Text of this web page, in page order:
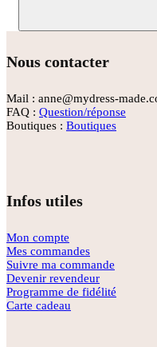
Nous contacter
Mail : anne@mydress-
FAQ : Question/réponse
Boutiques : Boutiques
Infos utiles
Mon compte
Mes commandes
Suivre ma commande
Devenir revendeur
Programme de fidélité
Carte cadeau